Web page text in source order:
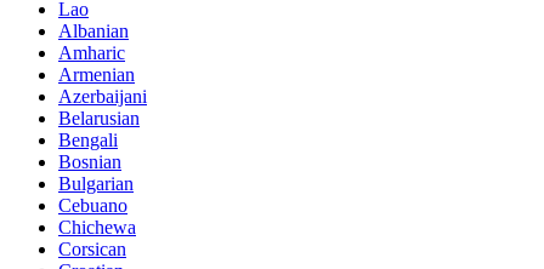
Lao
Albanian
Amharic
Armenian
Azerbaijani
Belarusian
Bengali
Bosnian
Bulgarian
Cebuano
Chichewa
Corsican